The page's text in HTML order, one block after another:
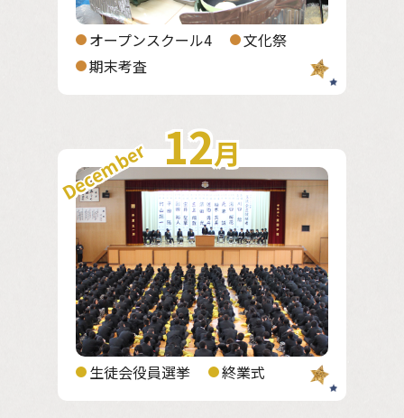
オープンスクール4
文化祭
期末考査
12月
December
生徒会役員選挙 終業式